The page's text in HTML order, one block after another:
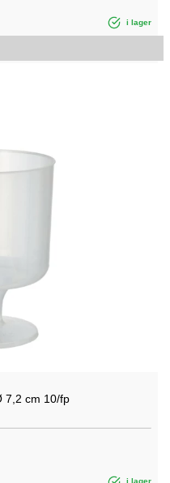
i lager
7,2 cm 10/fp